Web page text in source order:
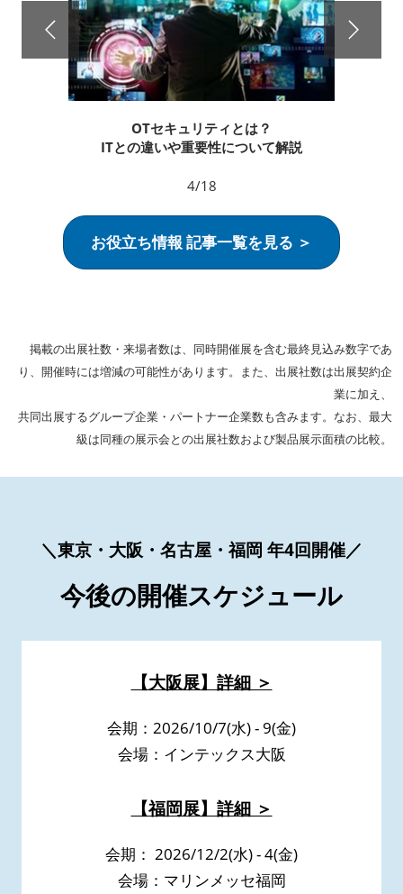
OTセキュリティとは？
ITとの違いや重要性について解説
4/18
お役立ち情報 記事一覧を見る ＞
掲載の出展社数・来場者数は、同時開催展を含む最終見込み数字であ
り、開催時には増減の可能性があります。また、出展社数は出展契約企
業に加え、
共同出展するグループ企業・パートナー企業数も含みます。なお、最大
級は同種の展示会との出展社数および製品展示面積の比較。
＼東京・大阪・名古屋・福岡 年4回開催／
今後の開催スケジュール
【大阪展】詳細 ＞
会期：2026/10/7(水) - 9(金)
会場：インテックス大阪
【福岡展】詳細 ＞
会期： 2026/12/2(水) - 4(金)
会場：マリンメッセ福岡